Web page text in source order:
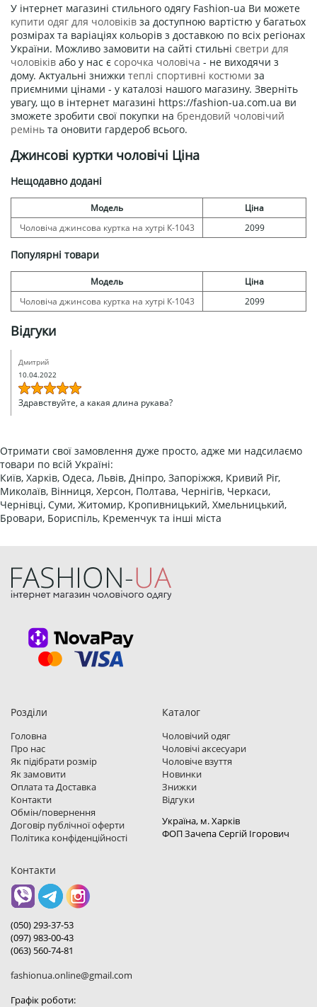
У інтернет магазині стильного одягу Fashion-ua Ви можете
купити одяг для чоловіків за доступною вартістю у багатьох
розмірах та варіаціях кольорів з доставкою по всіх регіонах
України. Можливо замовити на сайті стильні светри для
чоловіків або у нас є сорочка чоловіча - не виходячи з
дому. Актуальні знижки теплі спортивні костюми за
приємними цінами - у каталозі нашого магазину. Зверніть
увагу, що в інтернет магазині https://fashion-ua.com.ua ви
зможете зробити свої покупки на брендовий чоловічий
ремінь та оновити гардероб всього.
Джинсові куртки чоловічі Ціна
Нещодавно додані
Модель
Ціна
Чоловіча джинсова куртка на хутрі К-1043
2099
Популярні товари
Модель
Ціна
Чоловіча джинсова куртка на хутрі К-1043
2099
Відгуки
Дмитрий
10.04.2022
Здравствуйте, а какая длина рукава?
Отримати свої замовлення дуже просто, адже ми надсилаємо
товари по всій Україні:
Київ, Харків, Одеса, Львів, Дніпро, Запоріжжя, Кривий Ріг,
Миколаїв, Вінниця, Херсон, Полтава, Чернігів, Черкаси,
Чернівці, Суми, Житомир, Кропивницький, Хмельницький,
Бровари, Бориспіль, Кременчук та інші міста
Розділи
Головна
Про нас
Як підібрати розмір
Як замовити
Оплата та Доставка
Контакти
Обмін/повернення
Договір публічної оферти
Політика конфіденційності
Каталог
Чоловічий одяг
Чоловічі аксесуари
Чоловіче взуття
Новинки
Знижки
Відгуки
Україна, м. Харкiв
ФОП Зачепа Сергій Ігорович
Контакти
(050) 293-37-53
(097) 983-00-43
(063) 560-74-81
fashionua.online@gmail.com
Графік роботи: